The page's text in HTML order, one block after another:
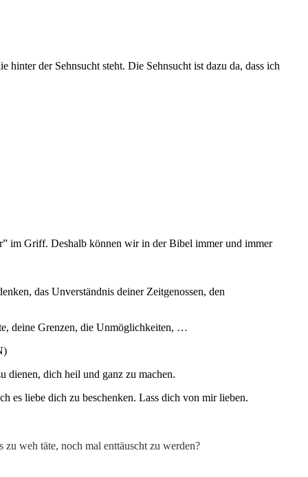
der Sehnsucht steht. Die Sehnsucht ist dazu da, dass ich
im Griff. Deshalb können wir in der Bibel immer und immer
das Unverständnis deiner Zeitgenossen, den
deine Grenzen, die Unmöglichkeiten, …
dienen, dich heil und ganz zu machen.
es liebe dich zu beschenken. Lass dich von mir lieben.
weh täte, noch mal enttäuscht zu werden?